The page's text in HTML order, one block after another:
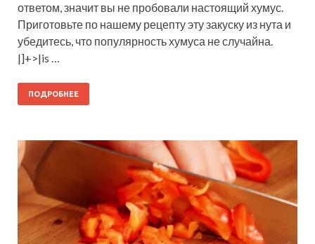
ответом, значит вы не пробовали настоящий хумус.
Приготовьте по нашему рецепту эту закуску из нута и
убедитесь, что популярность хумуса не случайна.
|]+>|is …
ПОДРОБНЕЕ